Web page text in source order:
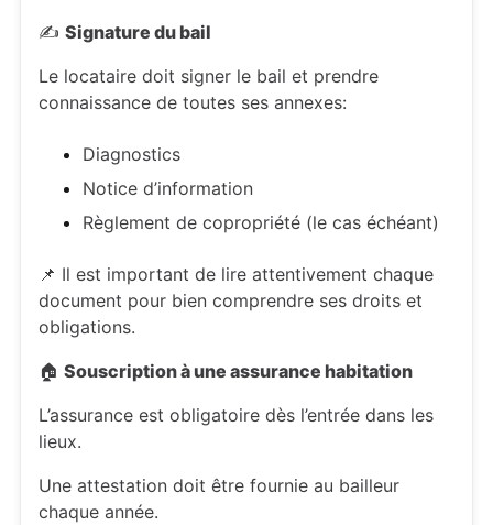
✍️ Signature du bail
Le locataire doit signer le bail et prendre
connaissance de toutes ses annexes:
Diagnostics
Notice d’information
Règlement de copropriété (le cas échéant)
📌 Il est important de lire attentivement chaque
document pour bien comprendre ses droits et
obligations.
🏠 Souscription à une assurance habitation
L’assurance est obligatoire dès l’entrée dans les
lieux.
Une attestation doit être fournie au bailleur
chaque année.